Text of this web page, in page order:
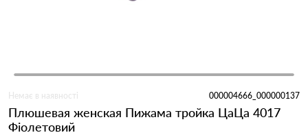
Немає в наявності 000004666_000000137
Плюшевая женская Пижама тройка ЦаЦа 4017
Фіолетовий